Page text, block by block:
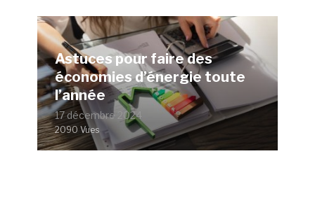
Astuces pour faire des
économies d’énergie toute
l’année
17 décembre 2024
2090 Vues